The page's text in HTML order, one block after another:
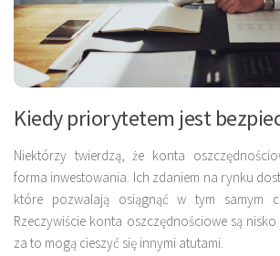
Kiedy priorytetem jest
Niektórzy twierdzą, że konta
forma inwestowania. Ich zdaniem na rynku
które pozwalają osiągnąć w tym samym
Rzeczywiście konta oszczędnościowesą nisko
za to mogą cieszyć się innymi atutami.